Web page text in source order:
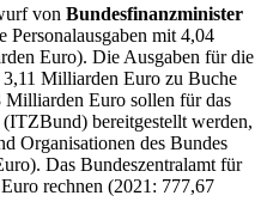
von Bundesfinanzminister
Personalausgaben mit 4,04
Euro). Die Ausgaben für die
Milliarden Euro zu Buche
Euro sollen für das
bereitgestellt werden,
Organisationen des Bundes
Das Bundeszentralamt für
rechnen (2021: 777,67